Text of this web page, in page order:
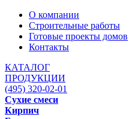
О компании
Строительные работы
Готовые проекты домов
Контакты
КАТАЛОГ
ПРОДУКЦИИ
(495) 320-02-01
Сухие смеси
Кирпич